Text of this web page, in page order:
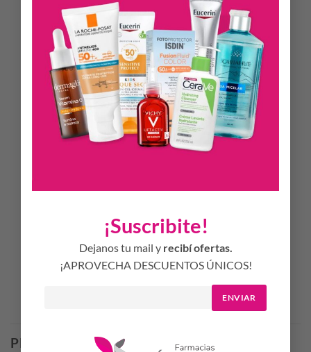
¡Suscribite!
Dejanos tu mail y recibí ofertas.
¡APROVECHA DESCUENTOS ÚNICOS!
ENVIAR
Como el pecho materno: la base del escudo es suave y
abombada como el seno de la mamá para lograr un apoyo
confortable de los labios. Posee orificios de ventilación que
reducen el riesgo de acumulación de saliva causal de
irritaciones.
Un chupete completamente blando, sin escudo y extra suave
al tacto, diseñado para no molestar al bebé ni siquiera
cuando duerme.
No absorbe olores ni sabores.
0% BPA Edad 6-16m
Productos Relacionados
PRODUCTOS RELACIONADOS